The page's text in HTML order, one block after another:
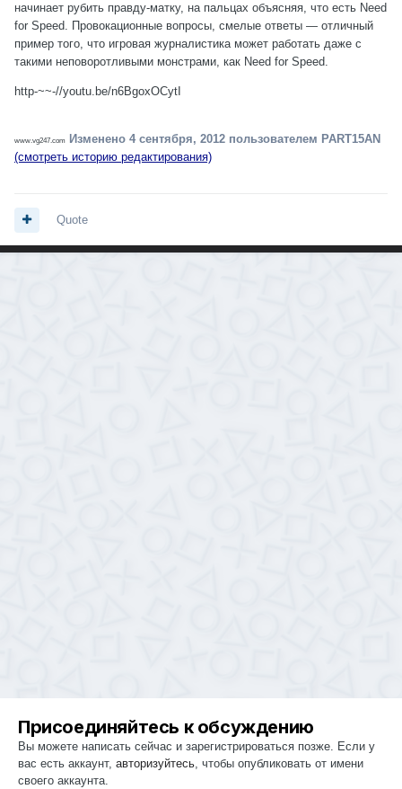
начинает рубить правду-матку, на пальцах объясняя, что есть Need
for Speed. Провокационные вопросы, смелые ответы — отличный
пример того, что игровая журналистика может работать даже с
такими неповоротливыми монстрами, как Need for Speed.
http-~~-//youtu.be/n6BgoxOCytI
www.vg247.com Изменено 4 сентября, 2012 пользователем PART15AN
(смотреть историю редактирования)
Quote
Присоединяйтесь к обсуждению
Вы можете написать сейчас и зарегистрироваться позже. Если у
вас есть аккаунт, авторизуйтесь, чтобы опубликовать от имени
своего аккаунта.